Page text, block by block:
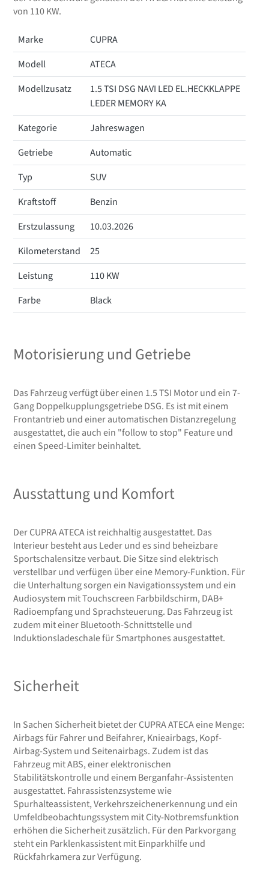
von 110 KW.
Marke
CUPRA
Modell
ATECA
Modellzusatz
1.5 TSI DSG NAVI LED EL.HECKKLAPPE
LEDER MEMORY KA
Kategorie
Jahreswagen
Getriebe
Automatic
Typ
SUV
Kraftstoff
Benzin
Erstzulassung
10.03.2026
Kilometerstand
25
Leistung
110 KW
Farbe
Black
Motorisierung und Getriebe
Das Fahrzeug verfügt über einen 1.5 TSI Motor und ein 7-
Gang Doppelkupplungsgetriebe DSG. Es ist mit einem
Frontantrieb und einer automatischen Distanzregelung
ausgestattet, die auch ein "follow to stop" Feature und
einen Speed-Limiter beinhaltet.
Ausstattung und Komfort
Der CUPRA ATECA ist reichhaltig ausgestattet. Das
Interieur besteht aus Leder und es sind beheizbare
Sportschalensitze verbaut. Die Sitze sind elektrisch
verstellbar und verfügen über eine Memory-Funktion. Für
die Unterhaltung sorgen ein Navigationssystem und ein
Audiosystem mit Touchscreen Farbbildschirm, DAB+
Radioempfang und Sprachsteuerung. Das Fahrzeug ist
zudem mit einer Bluetooth-Schnittstelle und
Induktionsladeschale für Smartphones ausgestattet.
Sicherheit
In Sachen Sicherheit bietet der CUPRA ATECA eine Menge:
Airbags für Fahrer und Beifahrer, Knieairbags, Kopf-
Airbag-System und Seitenairbags. Zudem ist das
Fahrzeug mit ABS, einer elektronischen
Stabilitätskontrolle und einem Berganfahr-Assistenten
ausgestattet. Fahrassistenzsysteme wie
Spurhalteassistent, Verkehrszeichenerkennung und ein
Umfeldbeobachtungssystem mit City-Notbremsfunktion
erhöhen die Sicherheit zusätzlich. Für den Parkvorgang
steht ein Parklenkassistent mit Einparkhilfe und
Rückfahrkamera zur Verfügung.